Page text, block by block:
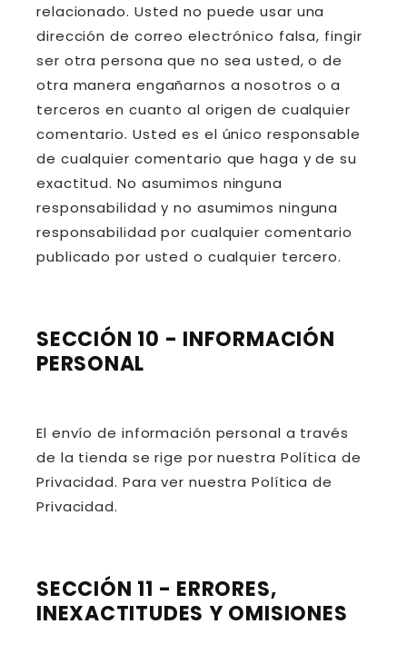
relacionado. Usted no puede usar una
dirección de correo electrónico falsa, fingir
ser otra persona que no sea usted, o de
otra manera engañarnos a nosotros o a
terceros en cuanto al origen de cualquier
comentario. Usted es el único responsable
de cualquier comentario que haga y de su
exactitud. No asumimos ninguna
responsabilidad y no asumimos ninguna
responsabilidad por cualquier comentario
publicado por usted o cualquier tercero.
SECCIÓN 10 - INFORMACIÓN
PERSONAL
El envío de información personal a través
de la tienda se rige por nuestra Política de
Privacidad. Para ver nuestra Política de
Privacidad.
SECCIÓN 11 - ERRORES,
INEXACTITUDES Y OMISIONES